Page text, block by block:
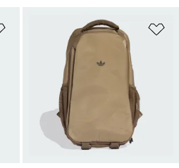
Pridať do zoznamu želaných